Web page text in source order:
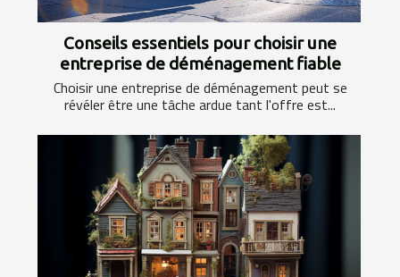
Conseils essentiels pour choisir une
entreprise de déménagement fiable
Choisir une entreprise de déménagement peut se
révéler être une tâche ardue tant l'offre est...